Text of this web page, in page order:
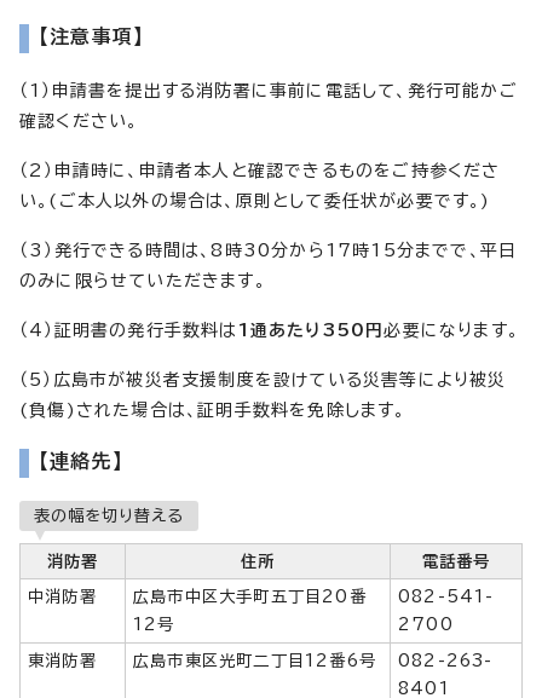
【注意事項】
（1）申請書を提出する消防署に事前に電話して、発行可能かご
確認ください。
（2）申請時に、申請者本人と確認できるものをご持参くださ
い。(ご本人以外の場合は、原則として委任状が必要です。)
（3）発行できる時間は、8時30分から17時15分までで、平日
のみに限らせていただきます。
（4）証明書の発行手数料は 1通あたり350円必要になります。
（5）広島市が被災者支援制度を設けている災害等により被災
(負傷)された場合は、証明手数料を免除します。
【連絡先】
表の幅を切り替える
消防署 住所 電話番号
中消防署
広島市中区大手町五丁目20番
12号
082-541-
2700
東消防署 広島市東区光町二丁目12番6号
082-263-
8401